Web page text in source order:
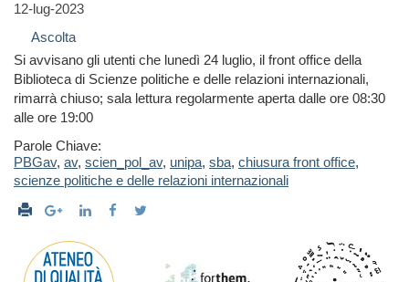
12-lug-2023
Ascolta
Si avvisano gli utenti che lunedì 24 luglio, il front office della
Biblioteca di Scienze politiche e delle relazioni internazionali,
rimarrà chiuso; sala lettura regolarmente aperta dalle ore 08:30
alle ore 19:00
Parole Chiave:
PBGav, av, scien_pol_av, unipa, sba, chiusura front office,
scienze politiche e delle relazioni internazionali